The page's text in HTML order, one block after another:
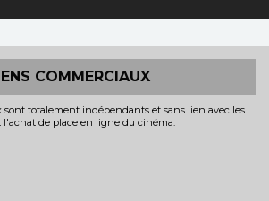
COMMERCIAUX
sont totalement indépendants et sans lien avec les
l'achat de place en ligne du cinéma.